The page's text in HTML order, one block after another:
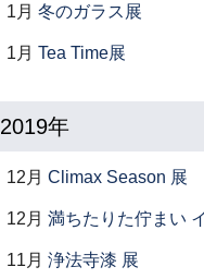
1月 冬のガラス展
1月 Tea Time展
2019年
12月 Climax Season 展
12月 満ちたりた佇まい
11月 浄法寺漆 展